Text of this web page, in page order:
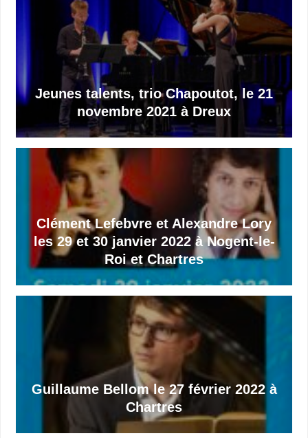
Jeunes talents, trio Chapoutot, le 21
novembre 2021 à Dreux
Clément Lefebvre et Alexandre Lory
les 29 et 30 janvier 2022 à Nogent-le-
Roi et Chartres
Guillaume Bellom le 27 février 2022 à
Chartres